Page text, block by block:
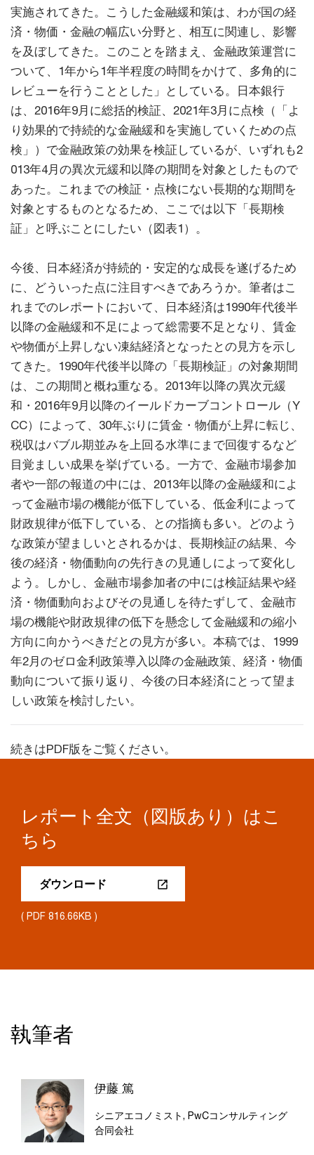
実施されてきた。こうした金融緩和策は、わが国の経
済・物価・金融の幅広い分野と、相互に関連し、影響
を及ぼしてきた。このことを踏まえ、金融政策運営に
ついて、1年から1年半程度の時間をかけて、多角的に
レビューを行うこととした」としている。日本銀行
は、2016年9月に総括的検証、2021年3月に点検（「よ
り効果的で持続的な金融緩和を実施していくための点
検」）で金融政策の効果を検証しているが、いずれも2
013年4月の異次元緩和以降の期間を対象としたもので
あった。これまでの検証・点検にない長期的な期間を
対象とするものとなるため、ここでは以下「長期検
証」と呼ぶことにしたい（図表1）。
今後、日本経済が持続的・安定的な成長を遂げるため
に、どういった点に注目すべきであろうか。筆者はこ
れまでのレポートにおいて、日本経済は1990年代後半
以降の金融緩和不足によって総需要不足となり、賃金
や物価が上昇しない凍結経済となったとの見方を示し
てきた。1990年代後半以降の「長期検証」の対象期間
は、この期間と概ね重なる。2013年以降の異次元緩
和・2016年9月以降のイールドカーブコントロール（Y
CC）によって、30年ぶりに賃金・物価が上昇に転じ、
税収はバブル期並みを上回る水準にまで回復するなど
目覚ましい成果を挙げている。一方で、金融市場参加
者や一部の報道の中には、2013年以降の金融緩和によ
って金融市場の機能が低下している、低金利によって
財政規律が低下している、との指摘も多い。どのよう
な政策が望ましいとされるかは、長期検証の結果、今
後の経済・物価動向の先行きの見通しによって変化し
よう。しかし、金融市場参加者の中には検証結果や経
済・物価動向およびその見通しを待たずして、金融市
場の機能や財政規律の低下を懸念して金融緩和の縮小
方向に向かうべきだとの見方が多い。本稿では、1999
年2月のゼロ金利政策導入以降の金融政策、経済・物価
動向について振り返り、今後の日本経済にとって望ま
しい政策を検討したい。
続きはPDF版をご覧ください。
レポート全文（図版あり）はこ
ちら
ダウンロード
( PDF 816.66KB )
執筆者
伊藤 篤
シニアエコノミスト, PwCコンサルティング
合同会社